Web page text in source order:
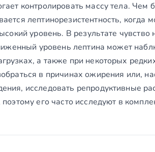
контролировать массу тела.
лептинорезистентность, когда
уровень. В результате
уровень лептина может
а также при некоторых
в причинах ожирения или,
исследовать репродуктивные
его часто исследуют в